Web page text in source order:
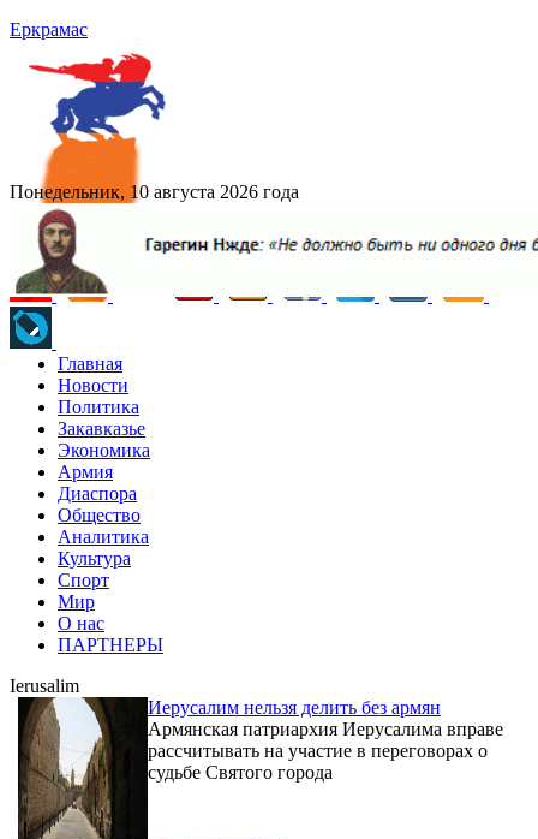
Еркрамас
Понедельник, 10 августа 2026 года
Главная
Новости
Политика
Закавказье
Экономика
Армия
Диаспора
Общество
Аналитика
Культура
Спорт
Мир
О нас
ПАРТНЕРЫ
Ierusalim
Иерусалим нельзя делить без армян
Армянская патриархия Иерусалима вправе
рассчитывать на участие в переговорах о
судьбе Святого города